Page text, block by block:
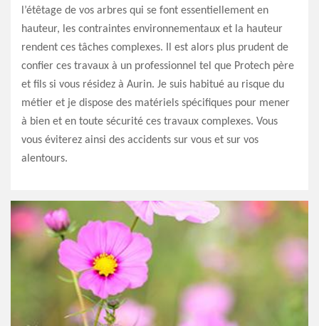
l’étêtage de vos arbres qui se font essentiellement en
hauteur, les contraintes environnementaux et la hauteur
rendent ces tâches complexes. Il est alors plus prudent de
confier ces travaux à un professionnel tel que Protech père
et fils si vous résidez à Aurin. Je suis habitué au risque du
métier et je dispose des matériels spécifiques pour mener
à bien et en toute sécurité ces travaux complexes. Vous
vous éviterez ainsi des accidents sur vous et sur vos
alentours.